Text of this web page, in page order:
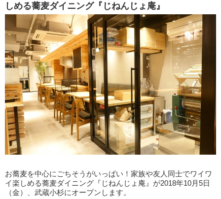
しめる蕎麦ダイニング『じねんじょ庵』
お蕎麦を中心にごちそうがいっぱい！家族や友人同士でワイワ
イ楽しめる蕎麦ダイニング『じねんじょ庵』が2018年10月5日
（金）、武蔵小杉にオープンします。